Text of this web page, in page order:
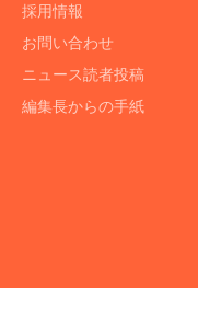
採用情報
お問い合わせ
ニュース読者投稿
編集長からの手紙